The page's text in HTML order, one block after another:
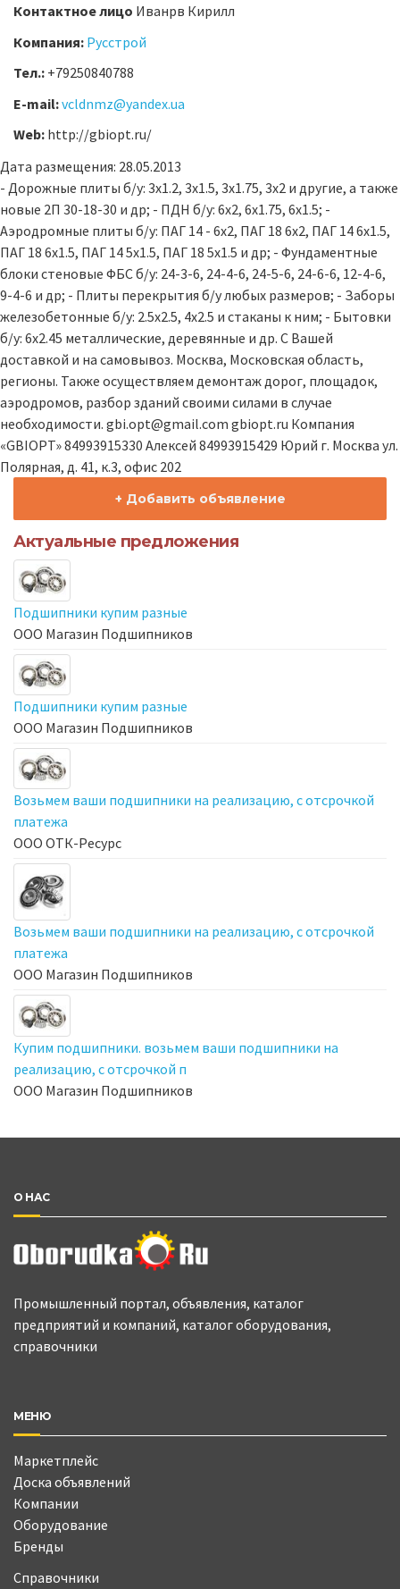
Контактное лицо Иванрв Кирилл
Компания: Русстрой
Тел.: +79250840788
E-mail:vcldnmz@yandex.ua
Web: http://gbiopt.ru/
Дата размещения: 28.05.2013
- Дорожные плиты б/у: 3х1.2, 3х1.5, 3х1.75, 3х2 и другие, а также
новые 2П 30-18-30 и др; - ПДН б/у: 6х2, 6х1.75, 6х1.5; -
Аэродромные плиты б/у: ПАГ 14 - 6х2, ПАГ 18 6х2, ПАГ 14 6х1.5,
ПАГ 18 6х1.5, ПАГ 14 5х1.5, ПАГ 18 5х1.5 и др; - Фундаментные
блоки стеновые ФБС б/у: 24-3-6, 24-4-6, 24-5-6, 24-6-6, 12-4-6,
9-4-6 и др; - Плиты перекрытия б/у любых размеров; - Заборы
железобетонные б/у: 2.5х2.5, 4х2.5 и стаканы к ним; - Бытовки
б/у: 6х2.45 металлические, деревянные и др. С Вашей
доставкой и на самовывоз. Москва, Московская область,
регионы. Также осуществляем демонтаж дорог, площадок,
аэродромов, разбор зданий своими силами в случае
необходимости. gbi.opt@gmail.com gbiopt.ru Компания
«GBIOPT» 84993915330 Алексей 84993915429 Юрий г. Москва ул.
Полярная, д. 41, к.3, офис 202
+ Добавить объявление
Актуальные предложения
Подшипники купим разные
ООО Магазин Подшипников
Подшипники купим разные
ООО Магазин Подшипников
Возьмем ваши подшипники на реализацию, с отсрочкой
платежа
ООО ОТК-Ресурс
Возьмем ваши подшипники на реализацию, с отсрочкой
платежа
ООО Магазин Подшипников
Купим подшипники. возьмем ваши подшипники на
реализацию, с отсрочкой п
ООО Магазин Подшипников
О НАС
Промышленный портал, объявления, каталог
предприятий и компаний, каталог оборудования,
справочники
МЕНЮ
Маркетплейс
Доска объявлений
Компании
Оборудование
Бренды
Справочники